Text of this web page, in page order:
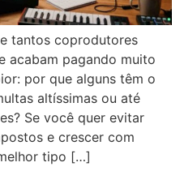
tantos coprodutores
acabam pagando muito
por que alguns têm o
altíssimas ou até
Se você quer evitar
e crescer com
tipo […]